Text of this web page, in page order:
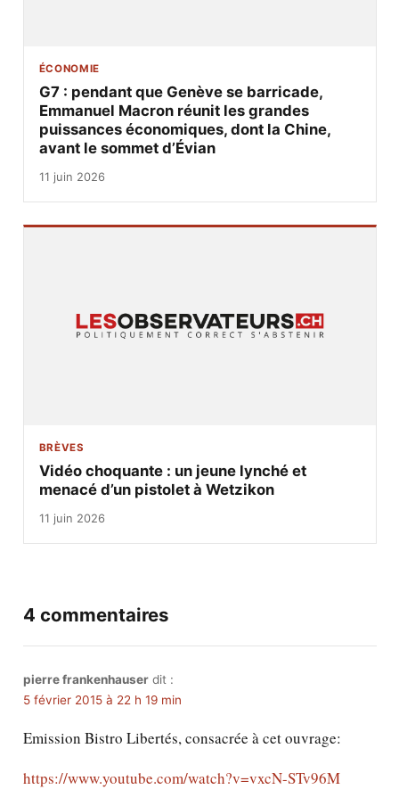
ÉCONOMIE
G7 : pendant que Genève se barricade,
Emmanuel Macron réunit les grandes
puissances économiques, dont la Chine,
avant le sommet d’Évian
11 juin 2026
BRÈVES
Vidéo choquante : un jeune lynché et
menacé d’un pistolet à Wetzikon
11 juin 2026
4 commentaires
pierre frankenhauser dit :
5 février 2015 à 22 h 19 min
Emission Bistro Libertés, consacrée à cet ouvrage:
https://www.youtube.com/watch?v=vxcN-STv96M